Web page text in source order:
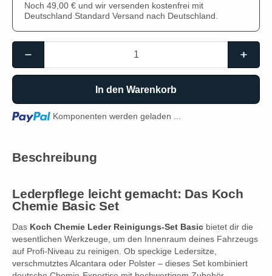
Noch 49,00 € und wir versenden kostenfrei mit
Deutschland Standard Versand nach Deutschland.
In den Warenkorb
Loading... Komponenten werden geladen ...
Beschreibung
Lederpflege leicht gemacht: Das Koch
Chemie Basic Set
Das Koch Chemie Leder Reinigungs-Set Basic bietet dir die
wesentlichen Werkzeuge, um den Innenraum deines Fahrzeugs
auf Profi-Niveau zu reinigen. Ob speckige Ledersitze,
verschmutztes Alcantara oder Polster – dieses Set kombiniert